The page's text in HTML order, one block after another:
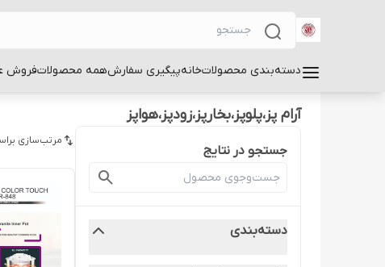
دسته‌بندی محصولاتخانهپیگیری سفارشهمه محصولاتفروش
آرام پز،پلوپز،بخارپز،زودپز،هواپز
جستجو در نتایج
دسته‌بندی
مرتب‌سازی